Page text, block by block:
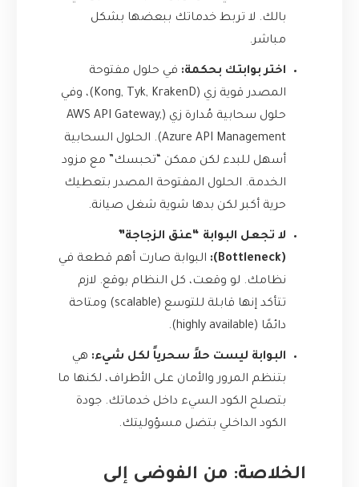
بالك. لا تربط خدماتك ببعضها بشكل
مباشر.
اختر بوابتك بحكمة: في حلول مفتوحة
المصدر قوية زي (Kong, Tyk, KrakenD)، وفي
حلول سحابية مُدارة زي (AWS API Gateway,
Azure API Management). الحلول السحابية
أسهل للبدء لكن ممكن “تحبسك” مع مزود
الخدمة. الحلول المفتوحة المصدر بتعطيك
حرية أكبر لكن بدها شوية شغل صيانة.
لا تجعل البوابة “عنق الزجاجة”
(Bottleneck):
البوابة صارت أهم قطعة في
نظامك. لو وقعت، كل النظام بوقع. لازم
تتأكد إنها قابلة للتوسع (scalable) ومتاحة
دائمًا (highly available).
البوابة ليست حلاً سحرياً لكل شيء: هي
بتنظم المرور والأمان على الأطراف، لكنها ما
بتصلح الكود السيء داخل خدماتك. جودة
الكود الداخلي بتضل مسؤوليتك.
الخلاصة: من الفوضى إلى